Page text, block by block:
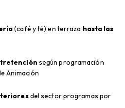
(café y té) en terraza hasta las
según programación
Animación
del sector programas por